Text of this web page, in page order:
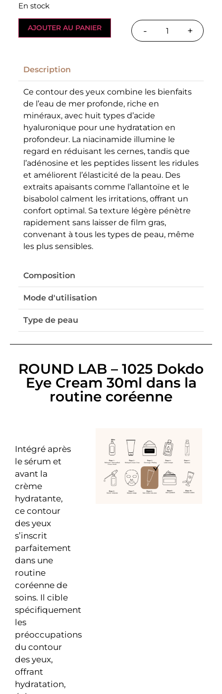
En stock
- +
AJOUTER AU PANIER
Description
Ce contour des yeux combine les bienfaits
de l’eau de mer profonde, riche en
minéraux, avec huit types d’acide
hyaluronique pour une hydratation en
profondeur. La niacinamide illumine le
regard en réduisant les cernes, tandis que
l’adénosine et les peptides lissent les ridules
et améliorent l’élasticité de la peau. Des
extraits apaisants comme l’allantoïne et le
bisabolol calment les irritations, offrant un
confort optimal. Sa texture légère pénètre
rapidement sans laisser de film gras,
convenant à tous les types de peau, même
les plus sensibles.
Composition
Mode d'utilisation
Type de peau
ROUND LAB – 1025 Dokdo
Eye Cream 30ml dans la
routine coréenne
Intégré après
le sérum et
avant la
crème
hydratante,
ce contour
des yeux
s’inscrit
parfaitement
dans une
routine
coréenne de
soins. Il cible
spécifiquement
les
préoccupations
du contour
des yeux,
offrant
hydratation,